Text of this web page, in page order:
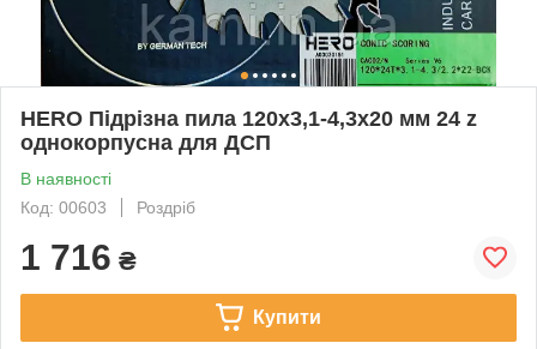
HERO Підрізна пила 120х3,1-4,3х20 мм 24 z
однокорпусна для ДСП
В наявності
Код: 00603
Роздріб
1 716 ₴
Купити